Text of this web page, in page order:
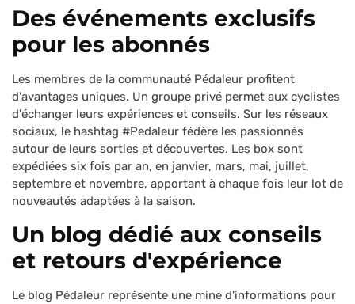
Des événements exclusifs
pour les abonnés
Les membres de la communauté Pédaleur profitent
d'avantages uniques. Un groupe privé permet aux cyclistes
d'échanger leurs expériences et conseils. Sur les réseaux
sociaux, le hashtag #Pedaleur fédère les passionnés
autour de leurs sorties et découvertes. Les box sont
expédiées six fois par an, en janvier, mars, mai, juillet,
septembre et novembre, apportant à chaque fois leur lot de
nouveautés adaptées à la saison.
Un blog dédié aux conseils
et retours d'expérience
Le blog Pédaleur représente une mine d'informations pour